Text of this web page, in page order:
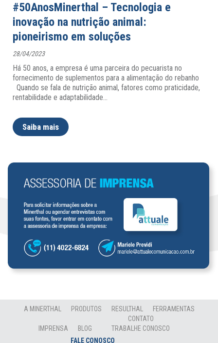
#50AnosMinerthal – Tecnologia e
inovação na nutrição animal:
pioneirismo em soluções
28/04/2023
Há 50 anos, a empresa é uma parceira do pecuarista no
fornecimento de suplementos para a alimentação do rebanho
Quando se fala de nutrição animal, fatores como praticidade,
rentabilidade e adaptabilidade…
Saiba mais
A MINERTHAL PRODUTOS RESULTHAL FERRAMENTAS
IMPRENSA BLOG
CONTATO
TRABALHE CONOSCO
FALE CONOSCO